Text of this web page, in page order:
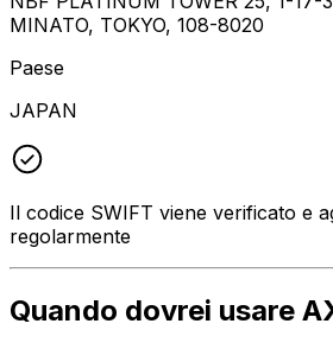
MINATO, TOKYO, 108-8020
Paese
JAPAN
Il codice SWIFT viene verificato e
regolarmente
Quando dovrei usare